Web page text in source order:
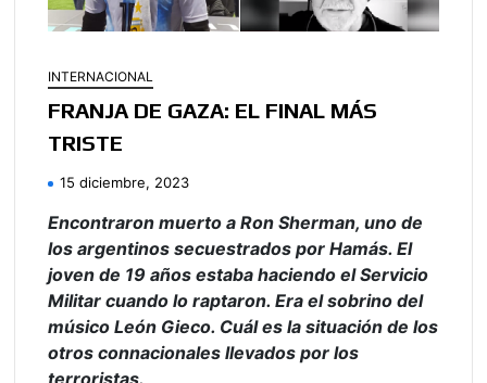
INTERNACIONAL
FRANJA DE GAZA: EL FINAL MÁS
TRISTE
15 diciembre, 2023
Encontraron muerto a Ron Sherman, uno de
los argentinos secuestrados por Hamás. El
joven de 19 años estaba haciendo el Servicio
Militar cuando lo raptaron. Era el sobrino del
músico León Gieco. Cuál es la situación de los
otros connacionales llevados por los
terroristas.